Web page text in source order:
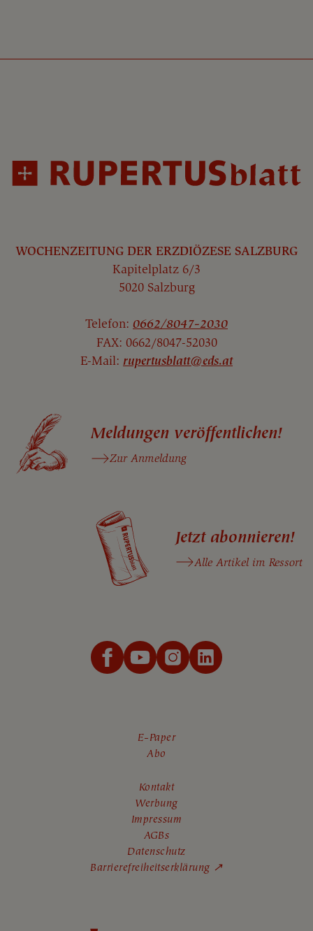
WOCHENZEITUNG DER ERZDIÖZESE SALZBURG
Kapitelplatz 6/3
5020 Salzburg
Telefon: 0662/8047-2030
FAX: 0662/8047-52030
E-Mail: rupertusblatt@eds.at
Meldungen veröffentlichen!
Zur Anmeldung
Jetzt abonnieren!
Alle Artikel im Ressort
E-Paper
Abo
Kontakt
Werbung
Impressum
AGBs
Datenschutz
Barrierefreiheitserklärung ↗